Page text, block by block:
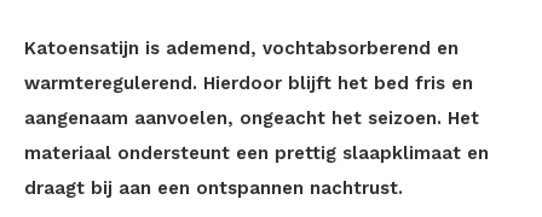
Katoensatijn is ademend, vochtabsorberend en
warmteregulerend. Hierdoor blijft het bed fris en
aangenaam aanvoelen, ongeacht het seizoen. Het
materiaal ondersteunt een prettig slaapklimaat en
draagt bij aan een ontspannen nachtrust.